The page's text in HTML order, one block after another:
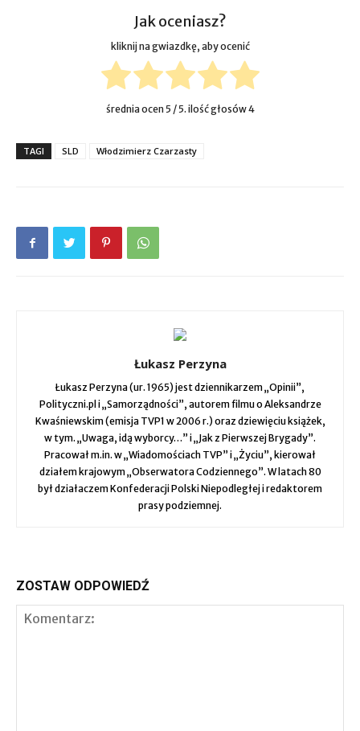
Jak oceniasz?
kliknij na gwiazdkę, aby ocenić
średnia ocen 5 / 5. ilość głosów4
TAGI SLD Włodzimierz Czarzasty
Łukasz Perzyna
Łukasz Perzyna (ur. 1965) jest dziennikarzem „Opinii”,
Polityczni.pl i „Samorządności”, autorem filmu o Aleksandrze
Kwaśniewskim (emisja TVP1 w 2006 r.) oraz dziewięciu książek,
w tym. „Uwaga, idą wyborcy…” i „Jak z Pierwszej Brygady”.
Pracował m.in. w „Wiadomościach TVP” i „Życiu”, kierował
działem krajowym „Obserwatora Codziennego”. W latach 80
był działaczem Konfederacji Polski Niepodległej i redaktorem
prasy podziemnej.
ZOSTAW ODPOWIEDŹ